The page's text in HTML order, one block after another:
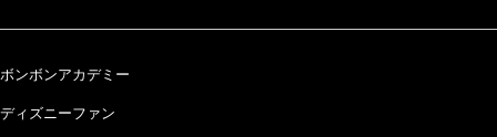
ボンボンアカデミー
ディズニーファン